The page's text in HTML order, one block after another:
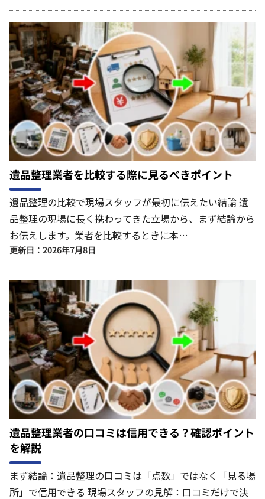
遺品整理業者を比較する際に見るべきポイント
遺品整理の比較で現場スタッフが最初に伝えたい結論 遺
品整理の現場に長く携わってきた立場から、まず結論から
お伝えします。業者を比較するときに本…
更新日：2026年7月8日
遺品整理業者の口コミは信用できる？確認ポイント
を解説
まず結論：遺品整理の口コミは「点数」ではなく「見る場
所」で信用できる 現場スタッフの見解：口コミだけで決